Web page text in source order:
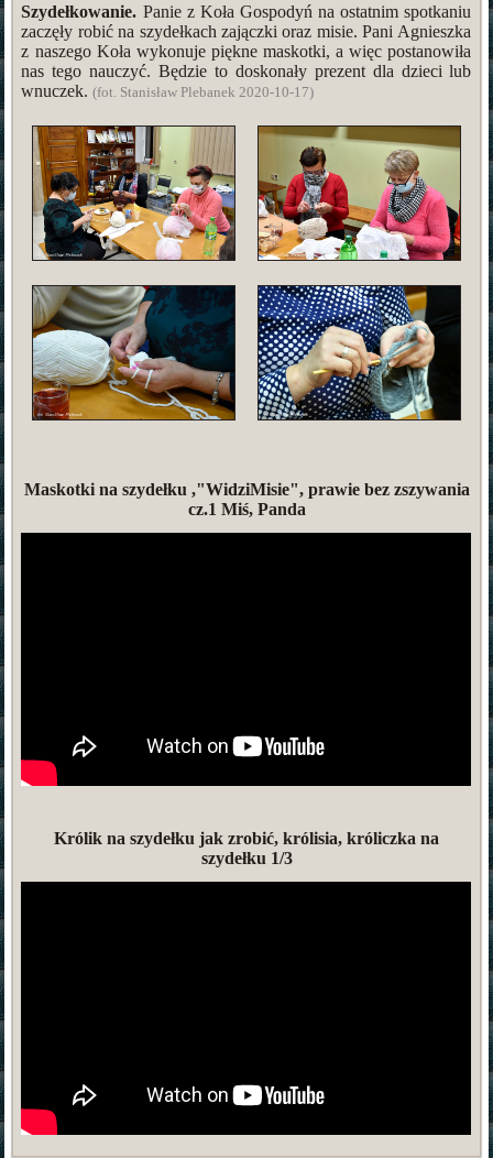
Szydełkowanie. Panie z Koła Gospodyń na ostatnim spotkaniu
zaczęły robić na szydełkach zajączki oraz misie. Pani Agnieszka
z naszego Koła wykonuje piękne maskotki, a więc postanowiła
nas tego nauczyć. Będzie to doskonały prezent dla dzieci lub
wnuczek.(fot. Stanisław Plebanek 2020-10-17)
Maskotki na szydełku ,"WidziMisie", prawie bez zszywania
cz.1 Miś, Panda
Królik na szydełku jak zrobić, królisia, króliczka na
szydełku 1/3